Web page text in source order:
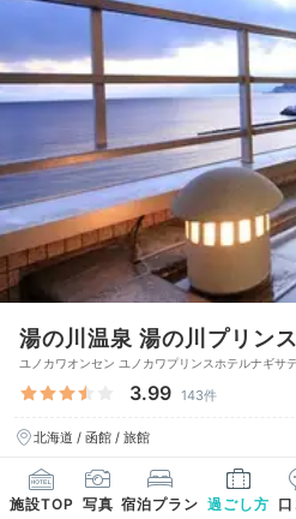
湯の川温泉 湯の川プリン
ユノカワオンセン ユノカワプリンスホテルナギサ
3.99 143件
北海道 / 函館 / 旅館
施設TOP 写真 宿泊プラン 過ごし方 口